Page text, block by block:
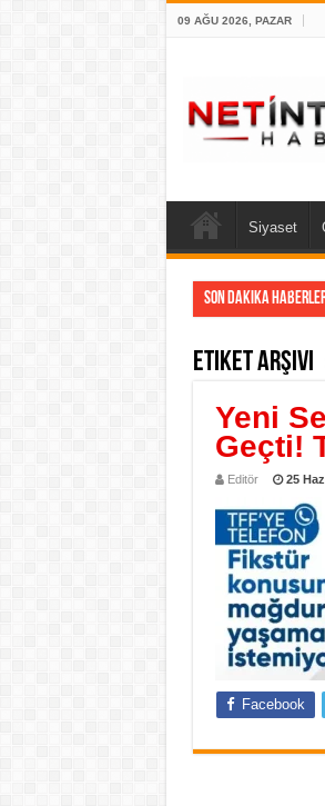
09 AĞU 2026, PAZAR
Siyaset
Son Dakika
Etiket Arşivi
Yeni
Geçti!
Editör 25
Facebook